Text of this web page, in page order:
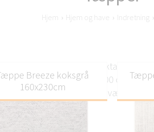
Hjem › Hjem og have › Indretning ›
løbere til entreen fås i
størrelser på 120, 160, 200 og 300
børneværelse.
Breeze koksgrå
160x230cm